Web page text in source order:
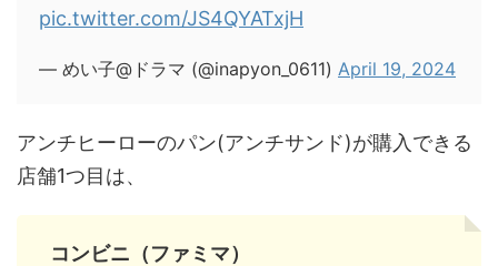
pic.twitter.com/JS4QYATxjH
— めい子@ドラマ (@inapyon_0611) April 19, 2024
アンチヒーローのパン(アンチサンド)が購入できる
店舗1つ目は、
コンビニ（ファミマ）